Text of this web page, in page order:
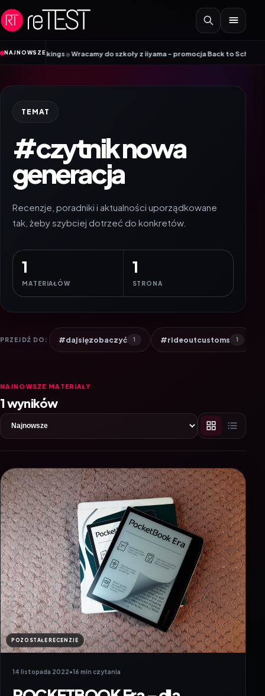
Przejdź do treści
NAJNOWSZE
Vikings•Wracamy do szkoły z iiyama – promocja Back to School na
TEMAT
#czytnik nowa
generacja
Recenzje, poradniki i aktualności uporządkowane
tak, żeby szybciej dotrzeć do konkretów.
1
MATERIAŁÓW
1
STRONA
PRZEJDŹ DO: #dajsięzobaczyć 1 #rideoutcustoms 1
NAJNOWSZE MATERIAŁY
1 wyników
POZOSTAŁE RECENZJE
14 listopada 2022•16 min czytania